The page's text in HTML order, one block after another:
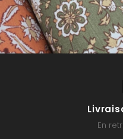
En